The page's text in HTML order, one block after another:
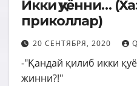
Икки қуённи…
приколлар)
20 СЕНТЯБРЯ, 2020
-"Қандай қилиб икки
жинни?!"